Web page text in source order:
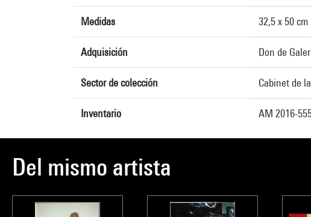
Medidas 32,5 x 50 cm
Adquisición Don de
Sector de colección Cabinet de
Inventario AM 2016-
Del mismo artista